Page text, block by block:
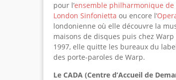
pour l’ensemble philharmonique de
London Sinfonietta ou encore l’
londonienne où elle découvre la
maisons de disques puis chez
1997, elle quitte les bureaux du
des porte-paroles de Warp.
Le CADA (Centre d’Accueil de